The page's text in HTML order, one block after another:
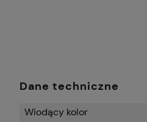
Dane techniczne
Wiodący kolor